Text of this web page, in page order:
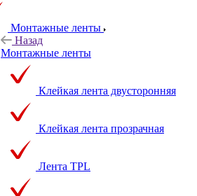
Монтажные ленты
Назад
Монтажные ленты
Клейкая лента двусторонняя
Клейкая лента прозрачная
Лента TPL